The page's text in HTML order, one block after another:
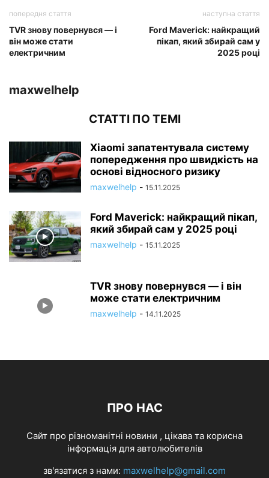
попередня стаття
TVR знову повернувся — і
він може стати
електричним
наступна стаття
Ford Maverick: найкращий
пікап, який збирай сам у
2025 році
maxwelhelp
СТАТТІ ПО ТЕМІ
Xiaomi запатентувала систему
попередження про швидкість на
основі відносного ризику
maxwelhelp - 15.11.2025
Ford Maverick: найкращий пікап,
який збирай сам у 2025 році
maxwelhelp - 15.11.2025
TVR знову повернувся — і він
може стати електричним
maxwelhelp - 14.11.2025
ПРО НАС
Cайт про різноманітні новини , цікава та корисна
інформація для автолюбителів
зв'язатися з нами: maxwelhelp@gmail.com